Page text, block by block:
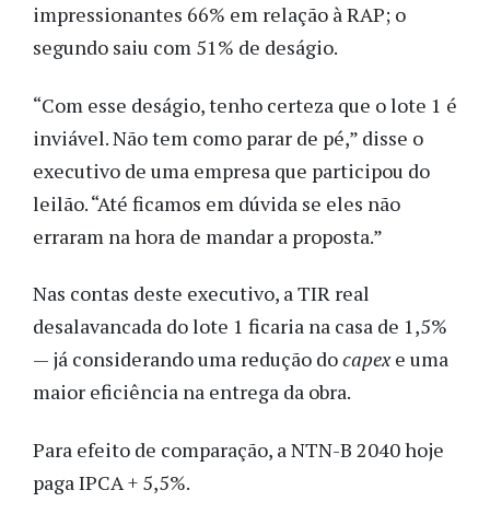
impressionantes 66% em relação à RAP; o
segundo saiu com 51% de deságio.
“Com esse deságio, tenho certeza que o lote 1 é
inviável. Não tem como parar de pé,” disse o
executivo de uma empresa que participou do
leilão. “Até ficamos em dúvida se eles não
erraram na hora de mandar a proposta.”
Nas contas deste executivo, a TIR real
desalavancada do lote 1 ficaria na casa de 1,5%
— já considerando uma redução docapexe uma
maior eficiência na entrega da obra.
Para efeito de comparação, a NTN-B 2040 hoje
paga IPCA + 5,5%.